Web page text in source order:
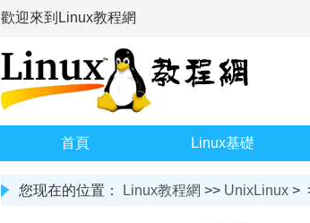
歡迎來到Linux教程網
首頁 Linux基礎
您现在的位置： Linux教程網 >> UnixLinux >